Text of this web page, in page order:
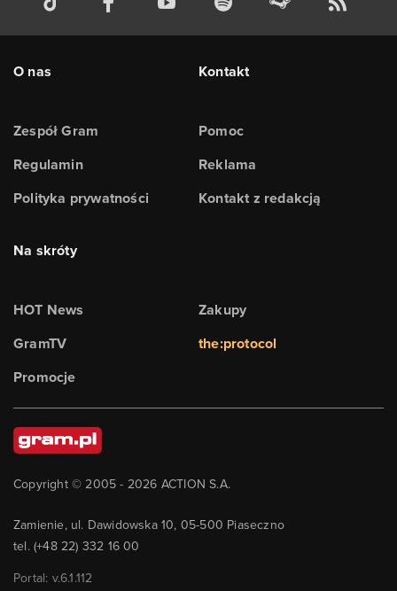
O nas
Zespół Gram
Regulamin
Polityka prywatności
Kontakt
Pomoc
Reklama
Kontakt z redakcją
Na skróty
HOT News
GramTV
Promocje
Zakupy
the:protocol
Copyright © 2005 - 2026 ACTION S.A.
Zamienie, ul. Dawidowska 10, 05-500 Piaseczno
tel. (+48 22) 332 16 00
Portal: v.6.1.112